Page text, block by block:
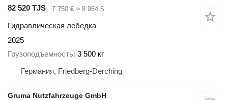
82 520 TJS
7 750 € ≈ 8 954 $
Гидравлическая лебедка
2025
Грузоподъемность 3 500 кг
Германия, Friedberg-Derching
Gruma Nutzfahrzeuge GmbH